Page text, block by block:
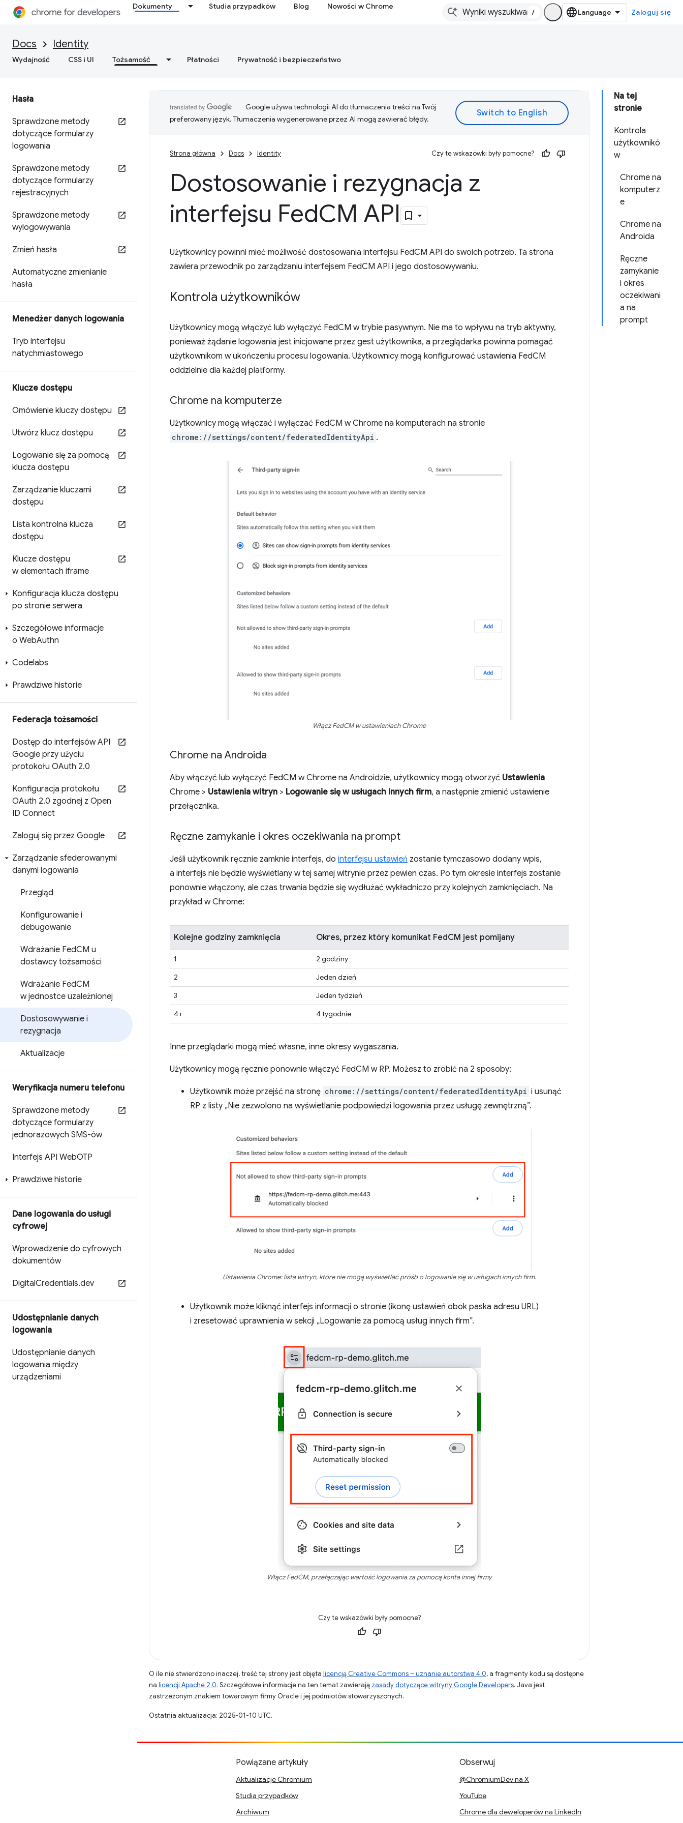
Dokumenty Studia przypadków Blog Nowości w Chrome
/ Zaloguj się
Docs Identity
Wydajność CSS i UI Tożsamość Płatności Prywatność i bezpieczeństwo
Hasła
Sprawdzone metody
dotyczące formularzy
logowania
Sprawdzone metody
dotyczące formularzy
rejestracyjnych
Sprawdzone metody
wylogowywania
Zmień hasła
Automatyczne zmienianie
hasła
Menedżer danych logowania
Tryb interfejsu
natychmiastowego
Klucze dostępu
Omówienie kluczy dostępu
Utwórz klucz dostępu
Logowanie się za pomocą
klucza dostępu
Zarządzanie kluczami
dostępu
Lista kontrolna klucza
dostępu
Klucze dostępu
w elementach iframe
Konfiguracja klucza dostępu
po stronie serwera
Szczegółowe informacje
o WebAuthn
Codelabs
Prawdziwe historie
Federacja tożsamości
Dostęp do interfejsów API
Google przy użyciu
protokołu OAuth 2.0
Konfiguracja protokołu
OAuth 2.0 zgodnej z Open
ID Connect
Zaloguj się przez Google
Zarządzanie sfederowanymi
danymi logowania
Przegląd
Konfigurowanie i
debugowanie
Wdrażanie FedCM u
dostawcy tożsamości
Wdrażanie FedCM
w jednostce uzależnionej
Dostosowywanie i
rezygnacja
Aktualizacje
Weryfikacja numeru telefonu
Sprawdzone metody
dotyczące formularzy
jednorazowych SMS-ów
Interfejs API WebOTP
Prawdziwe historie
Dane logowania do usługi
cyfrowej
Wprowadzenie do cyfrowych
dokumentów
DigitalCredentials.dev
Udostępnianie danych
logowania
Udostępnianie danych
logowania między
urządzeniami
Na tej
stronie
Kontrola
użytkownikó
w
Chrome na
komputerz
e
Chrome na
Androida
Ręczne
zamykanie
i okres
oczekiwani
a na
prompt
Google używa technologii AI do tłumaczenia treści na Twój
preferowany język. Tłumaczenia wygenerowane przez AI mogą zawierać błędy.
Strona główna Docs Identity Czy te wskazówki były pomocne?
Dostosowanie i rezygnacja z
interfejsu FedCM API
Użytkownicy powinni mieć możliwość dostosowania interfejsu FedCM API do swoich potrzeb. Ta strona
zawiera przewodnik po zarządzaniu interfejsem FedCM API i jego dostosowywaniu.
Kontrola użytkowników
Użytkownicy mogą włączyć lub wyłączyć FedCM w trybie pasywnym. Nie ma to wpływu na tryb aktywny,
ponieważ żądanie logowania jest inicjowane przez gest użytkownika, a przeglądarka powinna pomagać
użytkownikom w ukończeniu procesu logowania. Użytkownicy mogą konfigurować ustawienia FedCM
oddzielnie dla każdej platformy.
Chrome na komputerze
Użytkownicy mogą włączać i wyłączać FedCM w Chrome na komputerach na stronie
chrome://settings/content/federatedIdentityApi .
Włącz FedCM w ustawieniach Chrome
Chrome na Androida
Aby włączyć lub wyłączyć FedCM w Chrome na Androidzie, użytkownicy mogą otworzyć Ustawienia
Chrome > Ustawienia witryn > Logowanie się w usługach innych firm, a następnie zmienić ustawienie
przełącznika.
Ręczne zamykanie i okres oczekiwania na prompt
Jeśli użytkownik ręcznie zamknie interfejs, do interfejsu ustawień zostanie tymczasowo dodany wpis,
a interfejs nie będzie wyświetlany w tej samej witrynie przez pewien czas. Po tym okresie interfejs zostanie
ponownie włączony, ale czas trwania będzie się wydłużać wykładniczo przy kolejnych zamknięciach. Na
przykład w Chrome:
Kolejne godziny zamknięcia Okres, przez który komunikat FedCM jest pomijany
1
2 godziny
2
Jeden dzień
3
Jeden tydzień
4+
4 tygodnie
Inne przeglądarki mogą mieć własne, inne okresy wygaszania.
Użytkownicy mogą ręcznie ponownie włączyć FedCM w RP. Możesz to zrobić na 2 sposoby:
Użytkownik może przejść na stronę chrome://settings/content/federatedIdentityApi i usunąć
RP z listy „Nie zezwolono na wyświetlanie podpowiedzi logowania przez usługę zewnętrzną”.
Ustawienia Chrome: lista witryn, które nie mogą wyświetlać próśb o logowanie się w usługach innych firm.
Użytkownik może kliknąć interfejs informacji o stronie (ikonę ustawień obok paska adresu URL)
i zresetować uprawnienia w sekcji „Logowanie za pomocą usług innych firm”.
Włącz FedCM, przełączając wartość logowania za pomocą konta innej firmy
Czy te wskazówki były pomocne?
O ile nie stwierdzono inaczej, treść tej strony jest objęta licencją Creative Commons – uznanie autorstwa 4.0, a fragmenty kodu są dostępne
na licencji Apache 2.0. Szczegółowe informacje na ten temat zawierają zasady dotyczące witryny Google Developers. Java jest
zastrzeżonym znakiem towarowym firmy Oracle i jej podmiotów stowarzyszonych.
Ostatnia aktualizacja: 2025-01-10 UTC.
Powiązane artykuły
Aktualizacje Chromium
Studia przypadków
Archiwum
Obserwuj
@ChromiumDev na X
YouTube
Chrome dla deweloperów na LinkedIn